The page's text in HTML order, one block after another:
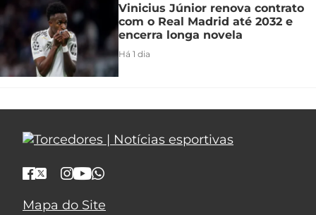
Vinicius Júnior renova contrato
com o Real Madrid até 2032 e
encerra longa novela
Há 1 dia
Mapa do Site